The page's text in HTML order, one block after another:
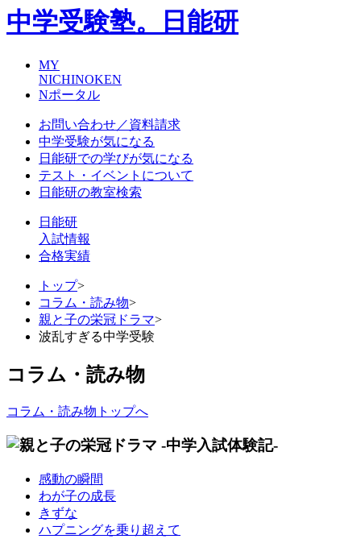
MY
NICHINOKEN
Nポータル
お問い合わせ／資料請求
中学受験が気になる
日能研での学びが気になる
テスト・イベントについて
日能研の教室検索
日能研
入試情報
合格実績
トップ>
コラム・読み物>
親と子の栄冠ドラマ>
波乱すぎる中学受験
コラム・読み物
コラム・読み物トップへ
感動の瞬間
わが子の成長
きずな
ハプニングを乗り超えて